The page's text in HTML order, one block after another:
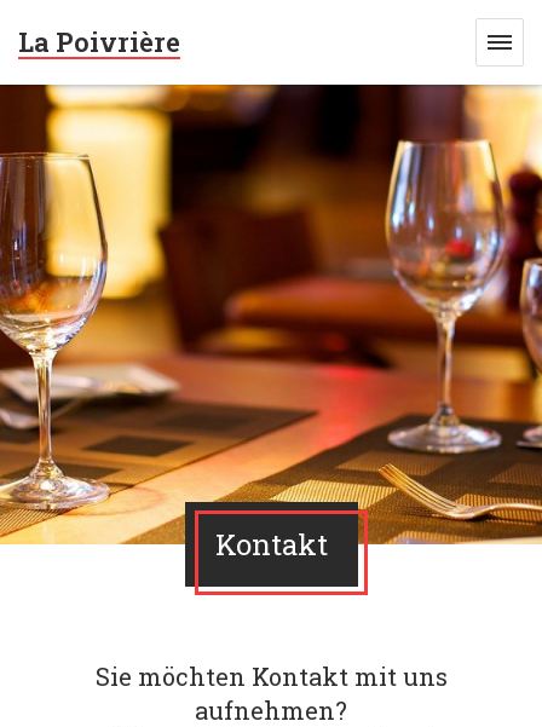
La Poivrière
Kontakt
Sie möchten Kontakt mit uns
aufnehmen?